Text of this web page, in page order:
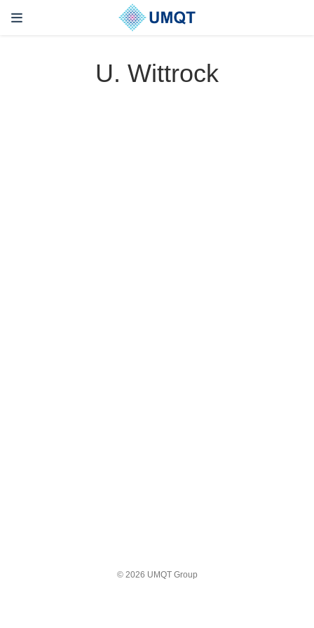
U. Wittrock
© 2026 UMQT Group